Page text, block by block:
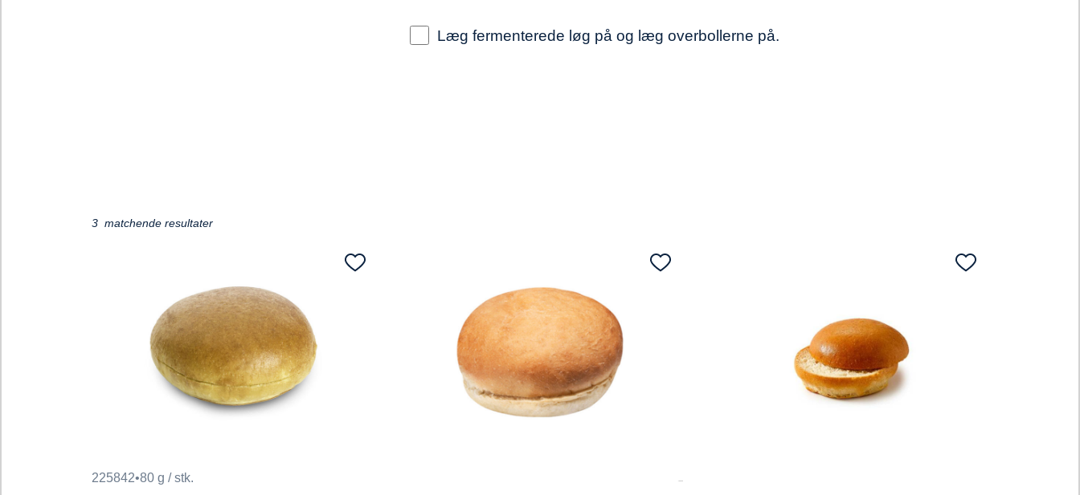
Læg fermenterede løg på og læg overbollerne på.
3 matchende resultater
225842•80 g / stk.